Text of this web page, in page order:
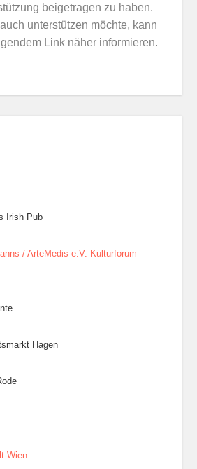
beigetragen zu haben.
unterstützen möchte, kann
Link näher informieren.
Irish Pub
/ ArteMedis e.V. Kulturforum
Hagen
Wien